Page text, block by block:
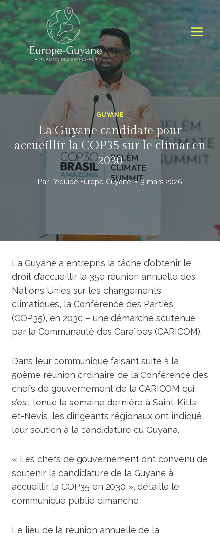
Skip
to
content
GUYANE
La Guyane candidate pour
accueillir la COP35 sur le climat en
2030
Par L'équipe Europe Guyane 3 mars 2026
La Guyane a entrepris la tâche d’obtenir le
droit d’accueillir la 35e réunion annuelle des
Nations Unies sur les changements
climatiques, la Conférence des Parties
(COP35), en 2030 – une démarche soutenue
par la Communauté des Caraïbes (CARICOM).
Dans leur communiqué faisant suite à la
50ème réunion ordinaire de la Conférence des
chefs de gouvernement de la CARICOM qui
s’est tenue la semaine dernière à Saint-Kitts-
et-Nevis, les dirigeants régionaux ont indiqué
leur soutien à la candidature du Guyana.
« Les chefs de gouvernement ont convenu de
soutenir la candidature de la Guyane à
accueillir la COP35 en 2030 », détaille le
communiqué publié dimanche.
Le lieu de la réunion annuelle de la